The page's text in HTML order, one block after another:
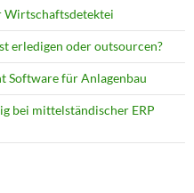
Wirtschaftsdetektei
erledigen oder outsourcen?
Software für Anlagenbau
bei mittelständischer ERP